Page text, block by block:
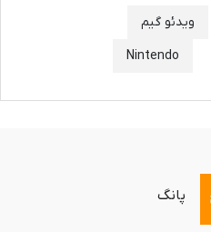
ویدئو گیم
Nintendo
پانگ